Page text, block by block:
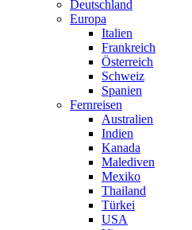
Deutschland
Europa
Italien
Frankreich
Österreich
Schweiz
Spanien
Fernreisen
Australien
Indien
Kanada
Malediven
Mexiko
Thailand
Türkei
USA